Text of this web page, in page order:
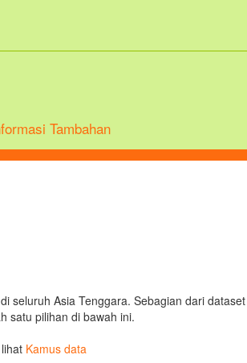
Tambahan
seluruh Asia Tenggara. Sebagian dari
satu pilihan di bawah ini.
Kamus data